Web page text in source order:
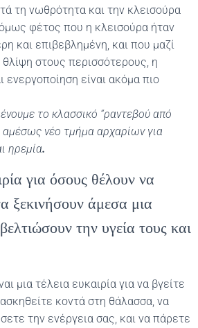
τη νωθρότητα και την κλεισούρα
φέτος που η κλεισούρα ήταν
και επιβεβλημένη, και που μαζί
στους περισσότερους, η
ενεργοποίηση είναι ακόμα πιο
το κλασσικό “ραντεβού από
αμέσως νέο τμήμα αρχαρίων για
ηρεμία.
για όσους θέλουν να
ξεκινήσουν άμεσα μια
την υγεία τους και
μια τέλεια ευκαιρία για να βγείτε
κοντά στη θάλασσα, να
την ενέργεια σας, και να πάρετε